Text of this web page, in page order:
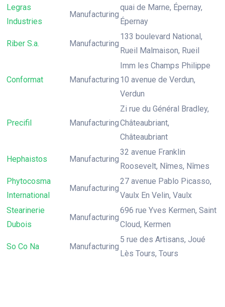
Legras
Industries
Manufacturing
quai de Marne, Épernay,
Épernay
Riber S.a. Manufacturing
133 boulevard National,
Rueil Malmaison, Rueil
Conformat Manufacturing
Imm les Champs Philippe
10 avenue de Verdun,
Verdun
Precifil Manufacturing
Zi rue du Général Bradley,
Châteaubriant,
Châteaubriant
Hephaistos Manufacturing
32 avenue Franklin
Roosevelt, Nîmes, Nîmes
Phytocosma
International
Manufacturing
27 avenue Pablo Picasso,
Vaulx En Velin, Vaulx
Stearinerie
Dubois
Manufacturing
696 rue Yves Kermen, Saint
Cloud, Kermen
So Co Na Manufacturing
5 rue des Artisans, Joué
Lès Tours, Tours